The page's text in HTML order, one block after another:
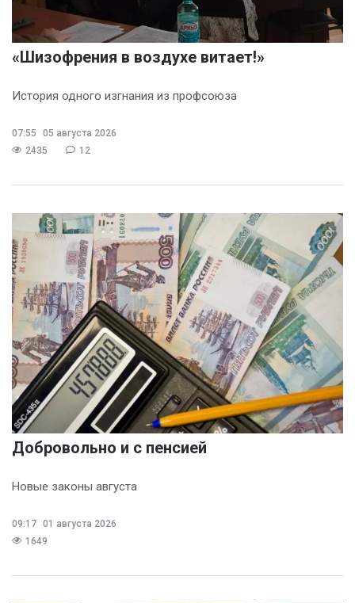
«Шизофрения в воздухе витает!»
История одного изгнания из профсоюза
07:55
05 августа 2026
2435
12
Добровольно и с пенсией
Новые законы августа
09:17 01 августа 2026
1649